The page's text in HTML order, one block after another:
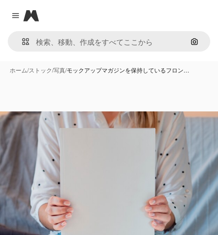
Close menu
Magnific
画像で
ホーム/ストック/写真/モックアップマガジンを保持しているフロン…